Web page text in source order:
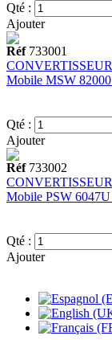
Qté :
Ajouter
Réf733001
Mobile MSW
Qté :
Ajouter
Réf733002
Mobile PSW
Qté :
Ajouter